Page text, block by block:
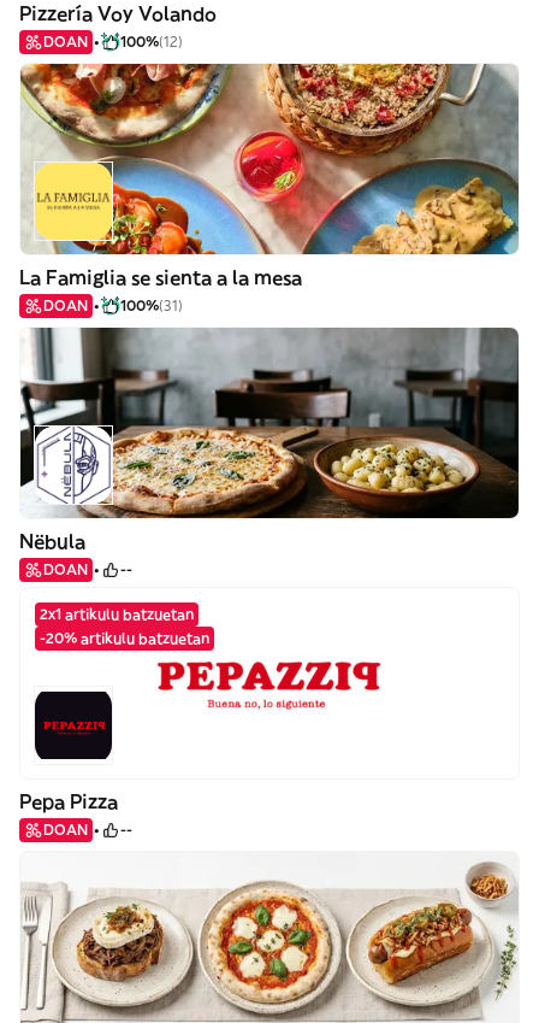
Pizzería Voy Volando
DOAN 100%(12)
La Famiglia se sienta a la mesa
DOAN 100%(31)
Nëbula
DOAN --
2x1 artikulu batzuetan
-20% artikulu batzuetan
Pepa Pizza
DOAN --